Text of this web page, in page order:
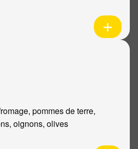
pommes de terre,
oignons, olives